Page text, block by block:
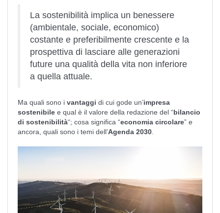
La sostenibilità implica un benessere
(ambientale, sociale, economico)
costante e preferibilmente crescente e la
prospettiva di lasciare alle generazioni
future una qualità della vita non inferiore
a quella attuale.
Ma quali sono i vantaggi di cui gode un’impresa
sostenibile e qual è il valore della redazione del “bilancio
di sostenibilità“; cosa significa “economia circolare” e
ancora, quali sono i temi dell’Agenda 2030